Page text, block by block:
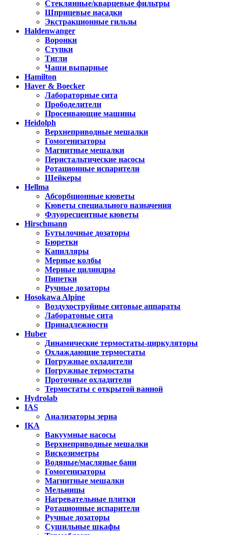
Стеклянные/кварцевые фильтры
Шприцевые насадки
Экстракционные гильзы
Haldenwanger
Воронки
Ступки
Тигли
Чаши выпарные
Hamilton
Haver & Boecker
Лабораторные сита
Прободелители
Просеивающие машины
Heidolph
Верхнеприводные мешалки
Гомогенизаторы
Магнитные мешалки
Перистальтические насосы
Ротационные испарители
Шейкеры
Hellma
Абсорбционные кюветы
Кюветы специального назначения
Флуоресцентные кюветы
Hirschmann
Бутылочные дозаторы
Бюретки
Капилляры
Мерные колбы
Мерные цилиндры
Пипетки
Ручные дозаторы
Hosokawa Alpine
Воздухоструйные ситовые аппараты
Лаборатоные сита
Принадлежности
Huber
Динамические термостаты-циркуляторы
Охлаждающие термостаты
Погружные охладители
Погружные термостаты
Проточные охладители
Термостаты с открытой ванной
Hydrolab
IAS
Анализаторы зерна
IKA
Вакуумные насосы
Верхнеприводные мешалки
Вискозиметры
Водяные/масляные бани
Гомогенизаторы
Магнитные мешалки
Мельницы
Нагревательные плитки
Ротационные испарители
Ручные дозаторы
Сушильные шкафы